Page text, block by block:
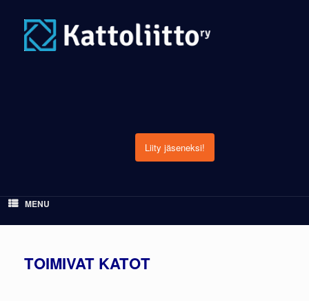
content
Liity jäseneksi!
MENU
TOIMIVAT KATOT